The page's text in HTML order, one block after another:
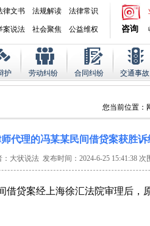
律文书 法规解读 法律常识
案说法 社会聚焦 公益维权 咨询
护 劳动纠纷 合同纠纷 交通事故
您当前位置：
代理的冯某某民间借贷案获胜诉
：大状说法 发布时间：2024-6-25 15:41:38 次
借贷案经上海徐汇法院审理后，